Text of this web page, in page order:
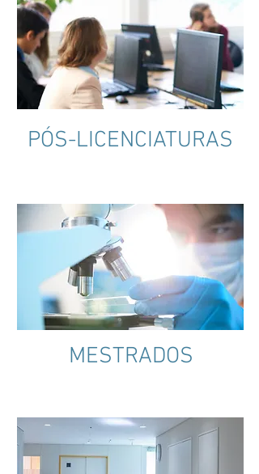
PÓS-LICENCIATURAS
MESTRADOS